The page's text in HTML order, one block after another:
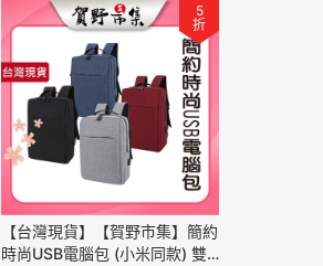
5
折
【台灣現貨】【賀野市集】簡約
時尚USB電腦包 (小米同款) 雙